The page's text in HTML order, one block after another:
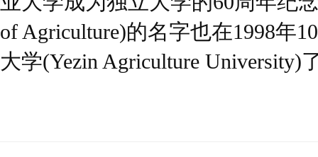
of Agriculture)的名字也在1998年
大学(Yezin Agriculture University)